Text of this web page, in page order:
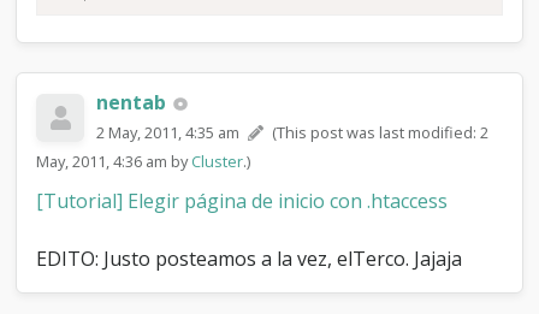
nentab
2 May, 2011, 4:35 am
(This post was last modified: 2
May, 2011, 4:36 am byCluster.)
[Tutorial] Elegir página de inicio con .htaccess
EDITO: Justo posteamos a la vez, elTerco. Jajaja